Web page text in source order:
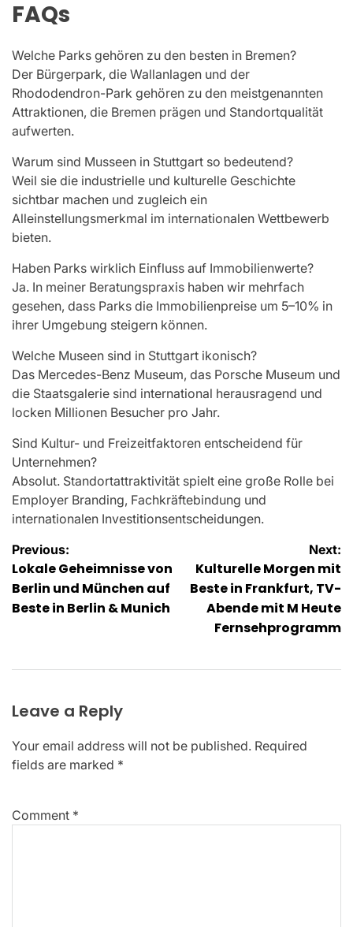
FAQs
Welche Parks gehören zu den besten in Bremen?
Der Bürgerpark, die Wallanlagen und der
Rhododendron-Park gehören zu den meistgenannten
Attraktionen, die Bremen prägen und Standortqualität
aufwerten.
Warum sind Musseen in Stuttgart so bedeutend?
Weil sie die industrielle und kulturelle Geschichte
sichtbar machen und zugleich ein
Alleinstellungsmerkmal im internationalen Wettbewerb
bieten.
Haben Parks wirklich Einfluss auf Immobilienwerte?
Ja. In meiner Beratungspraxis haben wir mehrfach
gesehen, dass Parks die Immobilienpreise um 5–10% in
ihrer Umgebung steigern können.
Welche Museen sind in Stuttgart ikonisch?
Das Mercedes-Benz Museum, das Porsche Museum und
die Staatsgalerie sind international herausragend und
locken Millionen Besucher pro Jahr.
Sind Kultur- und Freizeitfaktoren entscheidend für
Unternehmen?
Absolut. Standortattraktivität spielt eine große Rolle bei
Employer Branding, Fachkräftebindung und
internationalen Investitionsentscheidungen.
Post
navigation
Previous:
Lokale Geheimnisse von
Berlin und München auf
Beste in Berlin & Munich
Next:
Kulturelle Morgen mit
Beste in Frankfurt, TV-
Abende mit M Heute
Fernsehprogramm
Leave a Reply
Your email address will not be published. Required
fields are marked *
Comment *